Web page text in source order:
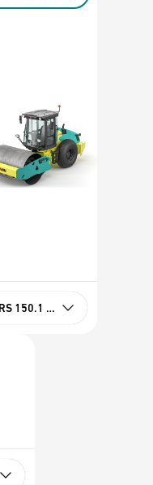
ARS 150.1 Open Stage IIIA